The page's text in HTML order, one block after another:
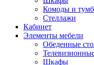
Комоды и
Стеллажи
Кабинет
Элементы мебели
Обеденные
Шкафы